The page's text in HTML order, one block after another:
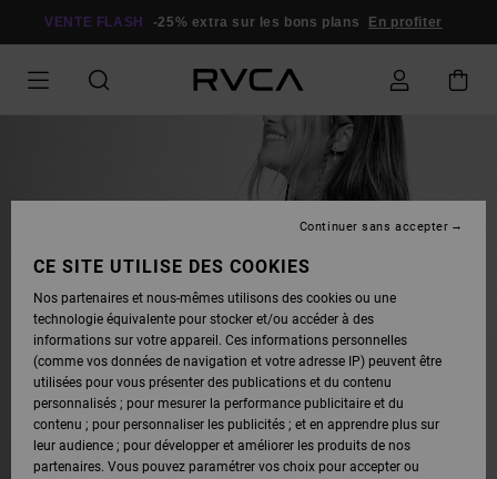
VENTE FLASH -25% extra sur les bons plans En profiter
TROUVEZ LA COUPE
IDÉALE
BIKINI ÉCHANCRÉ OU À
COUVRANCE MAXI, NOTRE GUIDE
DES MAILLOTS DE BAIN EST LÀ
POUR VOUS AIDER.
CE SITE UTILISE DES COOKIES
Nos partenaires et nous-mêmes utilisons des cookies ou une
technologie équivalente pour stocker et/ou accéder à des
informations sur votre appareil. Ces informations personnelles
(comme vos données de navigation et votre adresse IP) peuvent être
utilisées pour vous présenter des publications et du contenu
personnalisés ; pour mesurer la performance publicitaire et du
contenu ; pour personnaliser les publicités ; et en apprendre plus sur
leur audience ; pour développer et améliorer les produits de nos
partenaires. Vous pouvez paramétrer vos choix pour accepter ou
Continuer sans accepter